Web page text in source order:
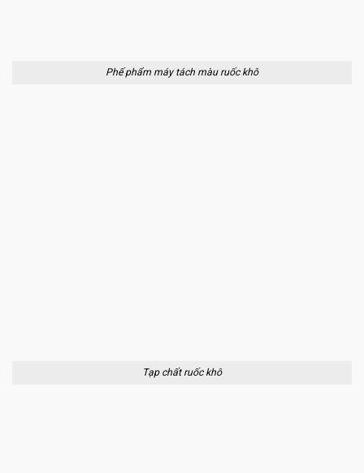
Phế phẩm máy tách màu ruốc khô
Tạp chất ruốc khô